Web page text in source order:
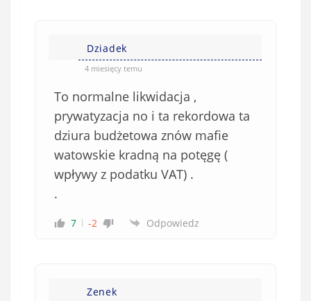
Dziadek
4 miesięcy temu
To normalne likwidacja ,
prywatyzacja no i ta rekordowa ta
dziura budżetowa znów mafie
watowskie kradną na potęgę (
wpływy z podatku VAT) .
.
7 -2 Odpowiedz
Zenek